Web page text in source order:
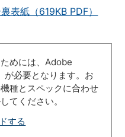
表紙（619KB PDF）
めには、Adobe
が必要となります。お
種とスペックに合わせ
てください。
する